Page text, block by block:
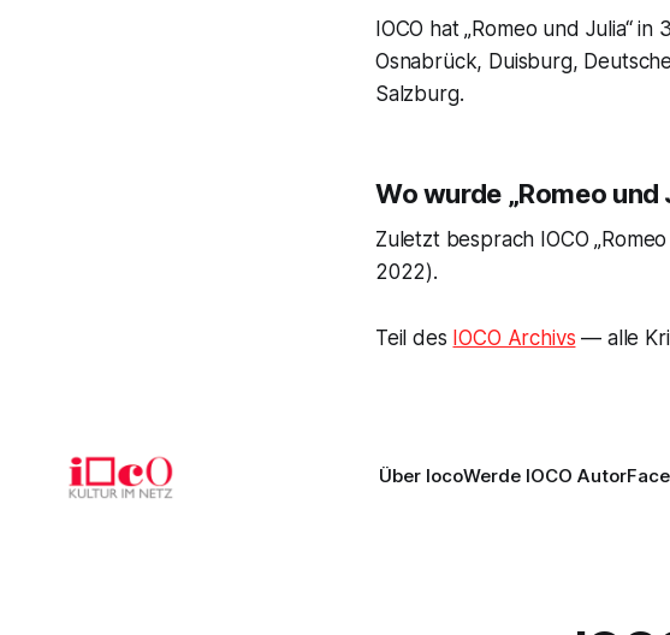
IOCO hat „Romeo und Julia“
Osnabrück, Duisburg,
Salzburg.
Wo wurde „Romeo
Zuletzt besprach IOCO
2022).
Teil des IOCO Archivs — alle
Über IocoWerde IOCO Autor